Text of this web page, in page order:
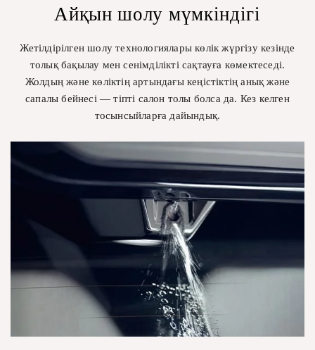
Айқын шолу мүмкіндігі
Жетілдірілген шолу технологиялары көлік жүргізу кезінде
толық бақылау мен сенімділікті сақтауға көмектеседі.
Жолдың және көліктің артындағы кеңістіктің анық және
сапалы бейнесі — тіпті салон толы болса да. Кез келген
тосынсыйларға дайындық.